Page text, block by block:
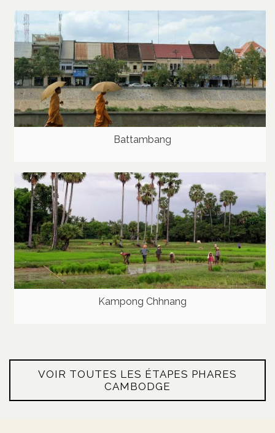
Battambang
Kampong Chhnang
VOIR TOUTES LES ÉTAPES PHARES
CAMBODGE